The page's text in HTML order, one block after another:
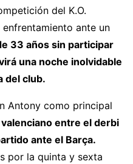
del K.O.
ante un
33 años sin participar
una noche inolvidable
del club.
Antony como principal
entre el derbi
ante el Barça.
por la quinta y sexta